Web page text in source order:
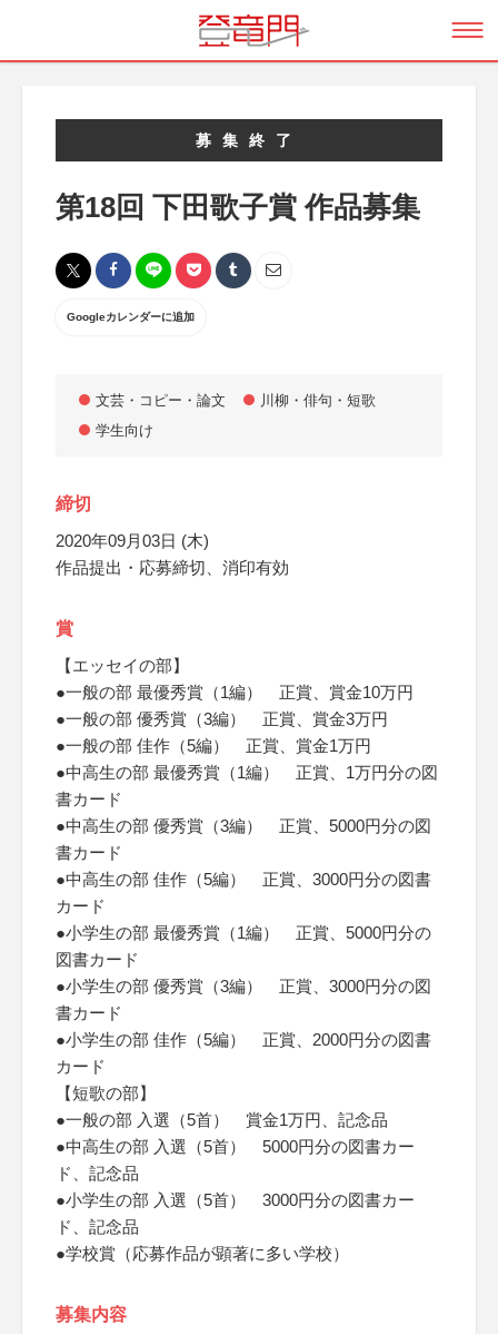
募集終了
第18回 下田歌子賞 作品募集
Googleカレンダーに追加
文芸・コピー・論文
川柳・俳句・短歌
学生向け
締切
2020年09月03日 (木)
作品提出・応募締切、消印有効
賞
【エッセイの部】
●一般の部 最優秀賞（1編） 正賞、賞金10万円
●一般の部 優秀賞（3編） 正賞、賞金3万円
●一般の部 佳作（5編） 正賞、賞金1万円
●中高生の部 最優秀賞（1編） 正賞、1万円分の図
書カード
●中高生の部 優秀賞（3編） 正賞、5000円分の図
書カード
●中高生の部 佳作（5編） 正賞、3000円分の図書
カード
●小学生の部 最優秀賞（1編） 正賞、5000円分の
図書カード
●小学生の部 優秀賞（3編） 正賞、3000円分の図
書カード
●小学生の部 佳作（5編） 正賞、2000円分の図書
カード
【短歌の部】
●一般の部 入選（5首） 賞金1万円、記念品
●中高生の部 入選（5首） 5000円分の図書カー
ド、記念品
●小学生の部 入選（5首） 3000円分の図書カー
ド、記念品
●学校賞（応募作品が顕著に多い学校）
募集内容